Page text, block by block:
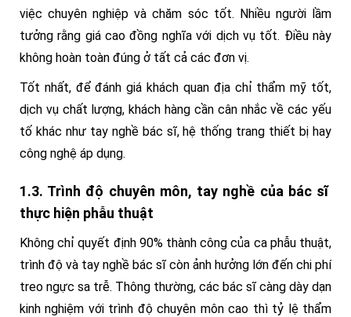
việc chuyên nghiệp và chăm sóc tốt. Nhiều người lầm
tưởng rằng giá cao đồng nghĩa với dịch vụ tốt. Điều này
không hoàn toàn đúng ở tất cả các đơn vị.
Tốt nhất, để đánh giá khách quan địa chỉ thẩm mỹ tốt,
dịch vụ chất lượng, khách hàng cần cân nhắc về các yếu
tố khác như tay nghề bác sĩ, hệ thống trang thiết bị hay
công nghệ áp dụng.
1.3. Trình độ chuyên môn, tay nghề của bác sĩ
thực hiện phẫu thuật
Không chỉ quyết định 90% thành công của ca phẫu thuật,
trình độ và tay nghề bác sĩ còn ảnh hưởng lớn đến chi phí
treo ngực sa trễ. Thông thường, các bác sĩ càng dày dạn
kinh nghiệm với trình độ chuyên môn cao thì tỷ lệ thẩm